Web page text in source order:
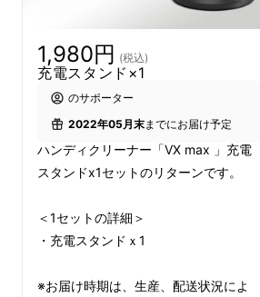
1,980円 (税込)
充電スタンド×1
のサポーター
2022年05月末までにお届け予定
ハンディクリーナー「VX max 」充電
スタンドx1セットのリターンです。
＜1セットの詳細＞
・充電スタンドｘ1
※お届け時期は、生産、配送状況によ